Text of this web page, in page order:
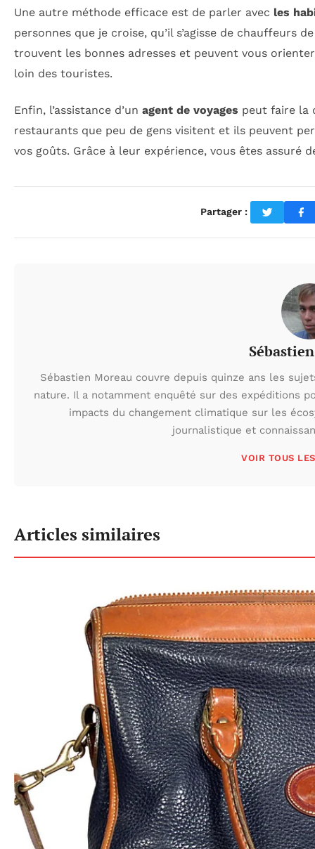
Une autre méthode efficace est de parler avec les
personnes que je croise, qu’il s’agisse de chauffeurs
trouvent les bonnes adresses et peuvent vous
loin des touristes.
Enfin, l’assistance d’un agent de voyages peut faire la
restaurants que peu de gens visitent et ils peuvent
vos goûts. Grâce à leur expérience, vous êtes assuré
Partager :
Sébastien Moreau couvre depuis quinze ans les
nature. Il a notamment enquêté sur des expéditions
impacts du changement climatique sur les
journalistique et
VOIR TOUS
Articles similaires